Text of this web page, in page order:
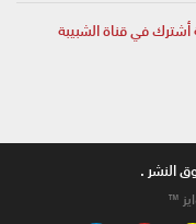
أشترك في قناة الشبيبة
النشر .
™